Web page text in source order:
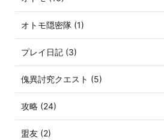
オトモ隠密隊 (1)
プレイ日記 (3)
傀異討究クエスト (5)
攻略 (24)
盟友 (2)